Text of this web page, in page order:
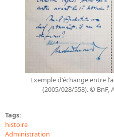
Exemple d'échange entre
(2005/028/558). © BnF,
Tags:
histoire
Administration